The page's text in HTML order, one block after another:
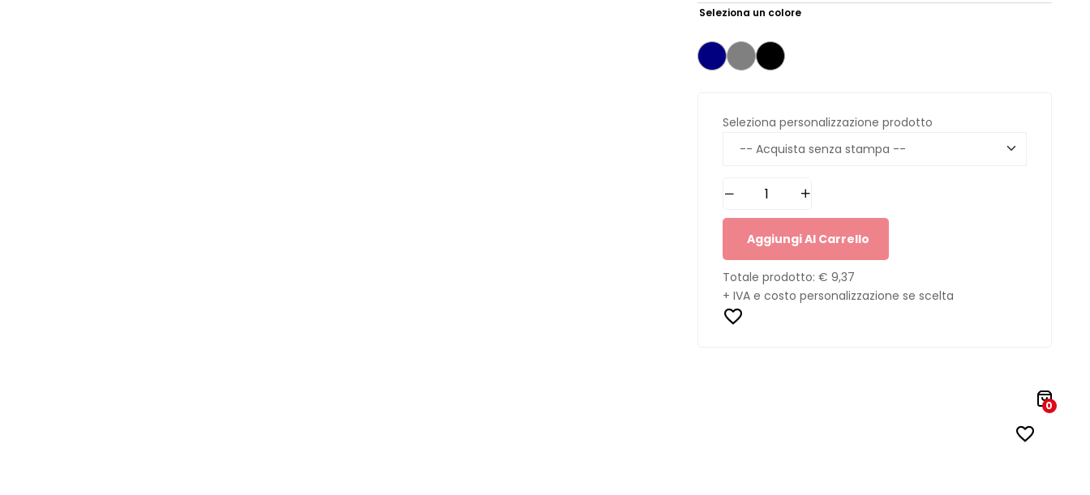
Seleziona un colore
Seleziona personalizzazione prodotto
Aggiungi Al Carrello
Totale prodotto: € 9,37
+ IVA e costo personalizzazione se scelta
0